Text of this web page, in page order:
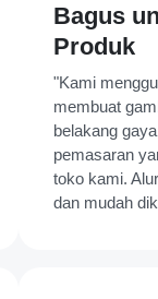
untuk
menggunakan
gambar
gaya hidup,
yang
kami. Alur
mudah dikelola."